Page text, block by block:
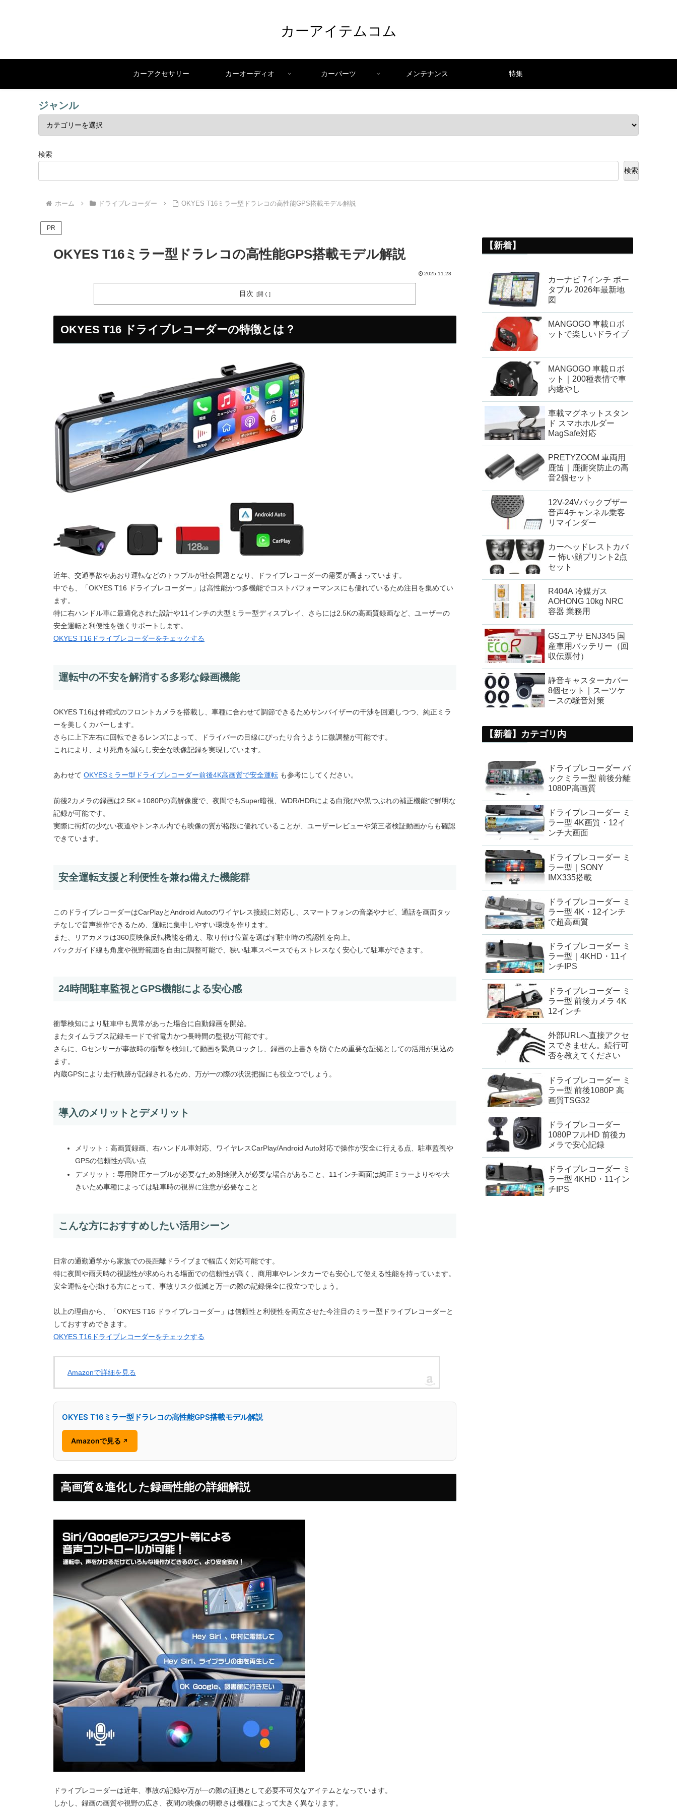
カーアイテムコム
カーアクセサリー カーオーディオ カーパーツ メンテナンス 特集
ジャンル
検索
検索
ホーム ドライブレコーダー OKYES T16ミラー型ドラレコの高性能GPS搭載モデル解説
PR
OKYES T16ミラー型ドラレコの高性能GPS搭載モデル解説
2025.11.28
目次
OKYES T16 ドライブレコーダーの特徴とは？
近年、交通事故やあおり運転などのトラブルが社会問題となり、ドライブレコーダーの需要が高まっています。
中でも、「OKYES T16 ドライブレコーダー」は高性能かつ多機能でコストパフォーマンスにも優れているため注目を集めてい
ます。
特に右ハンドル車に最適化された設計や11インチの大型ミラー型ディスプレイ、さらには2.5Kの高画質録画など、ユーザーの
安全運転と利便性を強くサポートします。
OKYES T16ドライブレコーダーをチェックする
運転中の不安を解消する多彩な録画機能
OKYES T16は伸縮式のフロントカメラを搭載し、車種に合わせて調節できるためサンバイザーの干渉を回避しつつ、純正ミラ
ーを美しくカバーします。
さらに上下左右に回転できるレンズによって、ドライバーの目線にぴったり合うように微調整が可能です。
これにより、より死角を減らし安全な映像記録を実現しています。
あわせて OKYESミラー型ドライブレコーダー前後4K高画質で安全運転 も参考にしてください。
前後2カメラの録画は2.5K＋1080Pの高解像度で、夜間でもSuper暗視、WDR/HDRによる白飛びや黒つぶれの補正機能で鮮明な
記録が可能です。
実際に街灯の少ない夜道やトンネル内でも映像の質が格段に優れていることが、ユーザーレビューや第三者検証動画からも確認
できています。
安全運転支援と利便性を兼ね備えた機能群
このドライブレコーダーはCarPlayとAndroid Autoのワイヤレス接続に対応し、スマートフォンの音楽やナビ、通話を画面タッ
チなしで音声操作できるため、運転に集中しやすい環境を作ります。
また、リアカメラは360度映像反転機能を備え、取り付け位置を選ばず駐車時の視認性を向上。
バックガイド線も角度や視野範囲を自由に調整可能で、狭い駐車スペースでもストレスなく安心して駐車ができます。
24時間駐車監視とGPS機能による安心感
衝撃検知により駐車中も異常があった場合に自動録画を開始。
またタイムラプス記録モードで省電力かつ長時間の監視が可能です。
さらに、Gセンサーが事故時の衝撃を検知して動画を緊急ロックし、録画の上書きを防ぐため重要な証拠としての活用が見込め
ます。
内蔵GPSにより走行軌跡が記録されるため、万が一の際の状況把握にも役立つでしょう。
導入のメリットとデメリット
メリット：高画質録画、右ハンドル車対応、ワイヤレスCarPlay/Android Auto対応で操作が安全に行える点、駐車監視や
GPSの信頼性が高い点
デメリット：専用降圧ケーブルが必要なため別途購入が必要な場合があること、11インチ画面は純正ミラーよりやや大
きいため車種によっては駐車時の視界に注意が必要なこと
こんな方におすすめしたい活用シーン
日常の通勤通学から家族での長距離ドライブまで幅広く対応可能です。
特に夜間や雨天時の視認性が求められる場面での信頼性が高く、商用車やレンタカーでも安心して使える性能を持っています。
安全運転を心掛ける方にとって、事故リスク低減と万一の際の記録保全に役立つでしょう。
以上の理由から、「OKYES T16 ドライブレコーダー」は信頼性と利便性を両立させた今注目のミラー型ドライブレコーダーと
しておすすめできます。
OKYES T16ドライブレコーダーをチェックする
Amazonで詳細を見る
OKYES T16ミラー型ドラレコの高性能GPS搭載モデル解説
Amazonで見る ↗
高画質＆進化した録画性能の詳細解説
ドライブレコーダーは近年、事故の記録や万が一の際の証拠として必要不可欠なアイテムとなっています。
しかし、録画の画質や視野の広さ、夜間の映像の明瞭さは機種によって大きく異なります。
【新着】
カーナビ 7インチ ポー
タブル 2026年最新地
図
MANGOGO 車載ロボ
ットで楽しいドライブ
MANGOGO 車載ロボ
ット｜200種表情で車
内癒やし
車載マグネットスタン
ド スマホホルダー
MagSafe対応
PRETYZOOM 車両用
鹿笛｜鹿衝突防止の高
音2個セット
12V-24Vバックブザー
音声4チャンネル乗客
リマインダー
カーヘッドレストカバ
ー 怖い顔プリント2点
セット
R404A 冷媒ガス
AOHONG 10kg NRC
容器 業務用
GSユアサ ENJ345 国
産車用バッテリー（回
収伝票付）
静音キャスターカバー
8個セット｜スーツケ
ースの騒音対策
【新着】カテゴリ内
ドライブレコーダー バ
ックミラー型 前後分離
1080P高画質
ドライブレコーダー ミ
ラー型 4K画質・12イ
ンチ大画面
ドライブレコーダー ミ
ラー型｜SONY
IMX335搭載
ドライブレコーダー ミ
ラー型 4K・12インチ
で超高画質
ドライブレコーダー ミ
ラー型｜4KHD・11イ
ンチIPS
ドライブレコーダー ミ
ラー型 前後カメラ 4K
12インチ
外部URLへ直接アクセ
スできません。続行可
否を教えてください
ドライブレコーダー ミ
ラー型 前後1080P 高
画質TSG32
ドライブレコーダー
1080PフルHD 前後カ
メラで安心記録
ドライブレコーダー ミ
ラー型 4KHD・11イン
チIPS